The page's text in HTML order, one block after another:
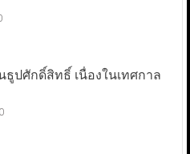
ธูปศักดิ์สิทธิ์ เนื่องในเทศกาล
0